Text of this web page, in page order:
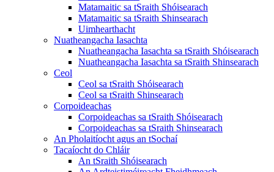
Matamaitic sa tSraith Shóisearach
Matamaitic sa tSraith Shinsearach
Uimhearthacht
Nuatheangacha Iasachta
Nuatheangacha Iasachta sa tSraith Shóisearach
Nuatheangacha Iasachta sa tSraith Shinsearach
Ceol
Ceol sa tSraith Shóisearach
Ceol sa tSraith Shinsearach
Corpoideachas
Corpoideachas sa tSraith Shóisearach
Corpoideachas sa tSraith Shinsearach
An Pholaitíocht agus an tSochaí
Tacaíocht do Chláir
An tSraith Shóisearach